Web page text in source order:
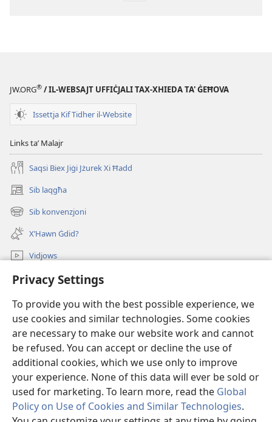
Privacy Settings
To provide you with the best possible experience, we
use cookies and similar technologies. Some cookies
are necessary to make our website work and cannot
be refused. You can accept or decline the use of
additional cookies, which we use only to improve
your experience. None of this data will ever be sold or
used for marketing. To learn more, read the Global
Policy on Use of Cookies and Similar Technologies.
STENBAĦ!
Frar
JW.ORG® / IL-WEBSAJT UFFIĊJALI TAX-XHIEDA TA' ĠEĦOVA
Issettja Kif Tidher il-Website
Links taʼ Malajr
Saqsi Biex Jiġi Jżurek Xi Ħadd
Sib laqgħa
(opens
new
window)
Sib konvenzjoni
(opens
new
window)
X’Hawn Ġdid?
Vidjows
Fittex f’JW.ORG
Donazzjonijiet
(opens
new
window)LIBRERIJA ONLAJN tat-Torri tal-Għassa
(opens
new
JW Hub ®
(opens
new
window)